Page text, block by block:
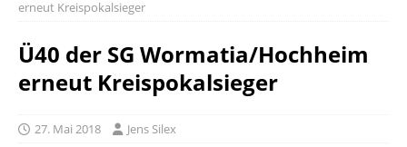
erneut Kreispokalsieger
Ü40 der SG Wormatia/Hochheim
erneut Kreispokalsieger
27. Mai 2018 Jens Silex